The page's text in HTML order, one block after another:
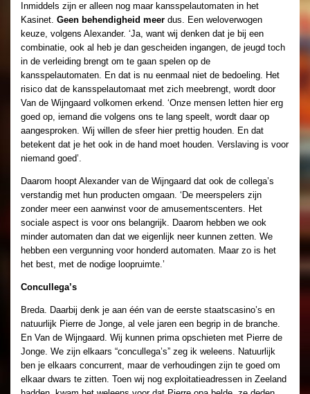
Inmiddels zijn er alleen nog maar kansspelautomaten in het
Kasinet. Geen behendigheid meer dus. Een weloverwogen
keuze, volgens Alexander. ‘Ja, want wij denken dat je bij een
combinatie, ook al heb je dan gescheiden ingangen, de jeugd toch
in de verleiding brengt om te gaan spelen op de
kansspelautomaten. En dat is nu eenmaal niet de bedoeling. Het
risico dat de kansspelautomaat met zich meebrengt, wordt door
Van de Wijngaard volkomen erkend. ‘Onze mensen letten hier erg
goed op, iemand die volgens ons te lang speelt, wordt daar op
aangesproken. Wij willen de sfeer hier prettig houden. En dat
betekent dat je het ook in de hand moet houden. Verslaving is voor
niemand goed’.
Daarom hoopt Alexander van de Wijngaard dat ook de collega’s
verstandig met hun producten omgaan. ‘De meerspelers zijn
zonder meer een aanwinst voor de amusementscenters. Het
sociale aspect is voor ons belangrijk. Daarom hebben we ook
minder automaten dan dat we eigenlijk neer kunnen zetten. We
hebben een vergunning voor honderd automaten. Maar zo is het
het best, met de nodige loopruimte.’
Concullega’s
Breda. Daarbij denk je aan één van de eerste staatscasino’s en
natuurlijk Pierre de Jonge, al vele jaren een begrip in de branche.
En Van de Wijngaard. Wij kunnen prima opschieten met Pierre de
Jonge. We zijn elkaars “concullega’s” zeg ik weleens. Natuurlijk
ben je elkaars concurrent, maar de verhoudingen zijn te goed om
elkaar dwars te zitten. Toen wij nog exploitatieadressen in Zeeland